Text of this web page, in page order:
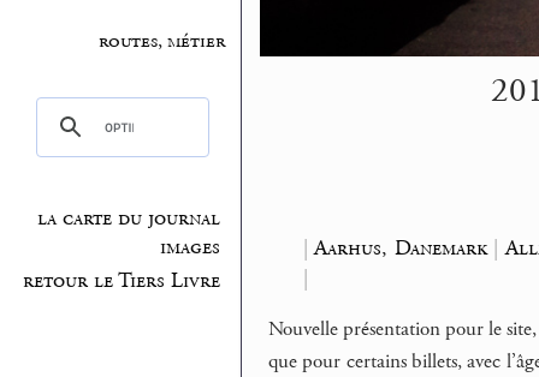
routes, métier
la carte du journal
images
retour le Tiers Livre
|Aarhus, Danemark|
|
Nouvelle présentation pour le
que pour certains billets, avec